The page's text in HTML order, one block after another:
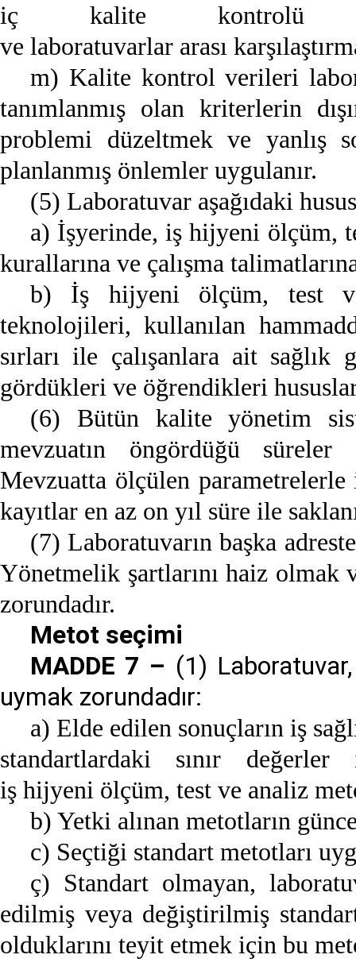
iç kalite kontrolü
ve laboratuvarlar arası
m) Kalite kontrol verileri
tanımlanmış olan kriterlerin
problemi düzeltmek ve yanlış
planlanmış önlemler uygulanır.
(5) Laboratuvar aşağıdaki
a) İşyerinde, iş hijyeni ölçüm,
kurallarına ve çalışma
b) İş hijyeni ölçüm, test
teknolojileri, kullanılan
sırları ile çalışanlara ait
gördükleri ve öğrendikleri
(6) Bütün kalite yönetim
mevzuatın öngördüğü
Mevzuatta ölçülen
kayıtlar en az on yıl süre ile
(7) Laboratuvarın başka
Yönetmelik şartlarını haiz
zorundadır.
Metot seçimi
MADDE 7 – (1)
uymak zorundadır:
a) Elde edilen sonuçların iş
standartlardaki sınır değerler
iş hijyeni ölçüm, test ve analiz
b) Yetki alınan metotların
c) Seçtiği standart metotları
ç) Standart olmayan,
edilmiş veya değiştirilmiş
olduklarını teyit etmek için bu